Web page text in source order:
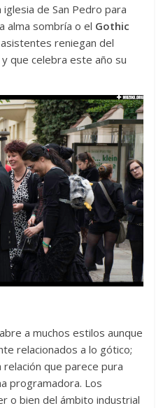
iglesia de San Pedro para
alma sombría o el Gothic
reniegan del
que celebra este año su
a muchos estilos aunque
relacionados a lo gótico;
que parece pura
programadora. Los
o bien del ámbito industrial